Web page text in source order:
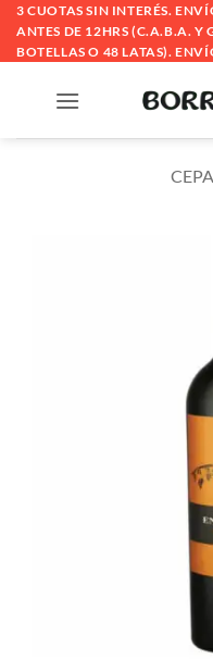
Saltar
contenido
3 CUOTAS SIN INTERÉS.
ANTES DE 12HRS (C.A.B.A.
BOTELLAS O 48 LATAS).